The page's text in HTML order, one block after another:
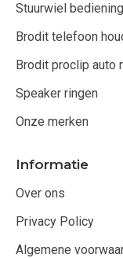
Stuurwiel bediening
Brodit telefoon
Brodit proclip auto
Speaker ringen
Onze merken
Informatie
Over ons
Privacy Policy
Algemene